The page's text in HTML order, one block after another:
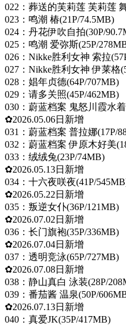
022：葬送的芙莉莲 芙莉莲
023：鸣潮 椿(21P/74.5MB)
024：丹花伊吹自拍(30P/
025：鸣潮 爱弥斯(25P/
026：Nikke胜利女神 索拉
027：Nikke胜利女神 伊莱格
028：娼年贞德(64P/707MB)
029：请多关照(45P/462MB)
030：蔚蓝档案 鬼怒川霞水
✿2026.05.06日新增
031：蔚蓝档案 普拉娜(17P/
032：蔚蓝档案 伊原木好美
033：绒绒兔(23P/74MB)
✿2026.05.13日新增
034：十六夜咲夜(41P/
✿2026.05.22日新增
035：叛逆女仆(36P/121MB)
✿2026.07.02日新增
036：长门旗袍(35P/336MB)
✿2026.07.04日新增
037：透明竞泳(65P/727MB)
✿2026.07.08日新增
038：静山真白 泳装(28P/
039：番茄酱 温泉(50P/
✿2026.07.13日新增
040：真爱JK(35P/417MB)